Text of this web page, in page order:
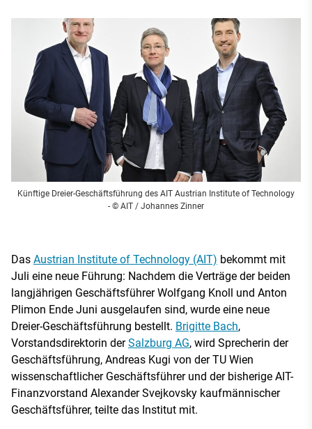
Künftige Dreier-Geschäftsführung des AIT Austrian Institute of Technology
- © AIT / Johannes Zinner
Das Austrian Institute of Technology (AIT) bekommt mit
Juli eine neue Führung: Nachdem die Verträge der beiden
langjährigen Geschäftsführer Wolfgang Knoll und Anton
Plimon Ende Juni ausgelaufen sind, wurde eine neue
Dreier-Geschäftsführung bestellt. Brigitte Bach,
Vorstandsdirektorin derSalzburg AG, wird Sprecherin der
Geschäftsführung, Andreas Kugi von der TU Wien
wissenschaftlicher Geschäftsführer und der bisherige AIT-
Finanzvorstand Alexander Svejkovsky kaufmännischer
Geschäftsführer, teilte das Institut mit.